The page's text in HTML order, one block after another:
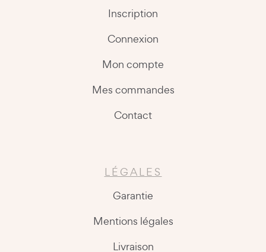
Inscription
Connexion
Mon compte
Mes commandes
Contact
LÉGALES
Garantie
Mentions légales
Livraison